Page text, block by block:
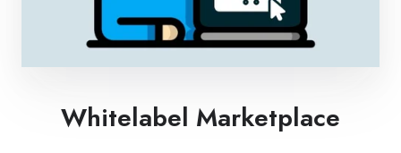
Whitelabel Marketplace